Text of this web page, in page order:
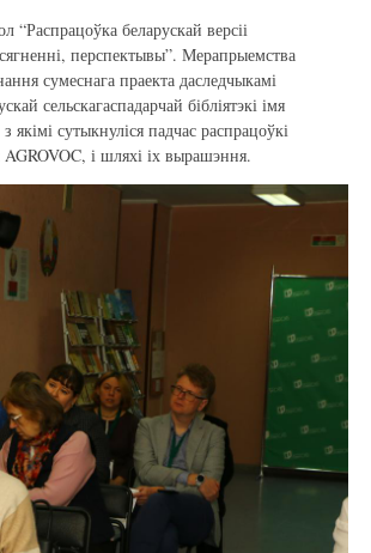
беларускай версіі
перспектывы”. Мерапрыемства
сумеснага праекта даследчыкамі
сельскагаспадарчай бібліятэкі імя
сутыкнуліся падчас распрацоўкі
і шляхі іх вырашэння.